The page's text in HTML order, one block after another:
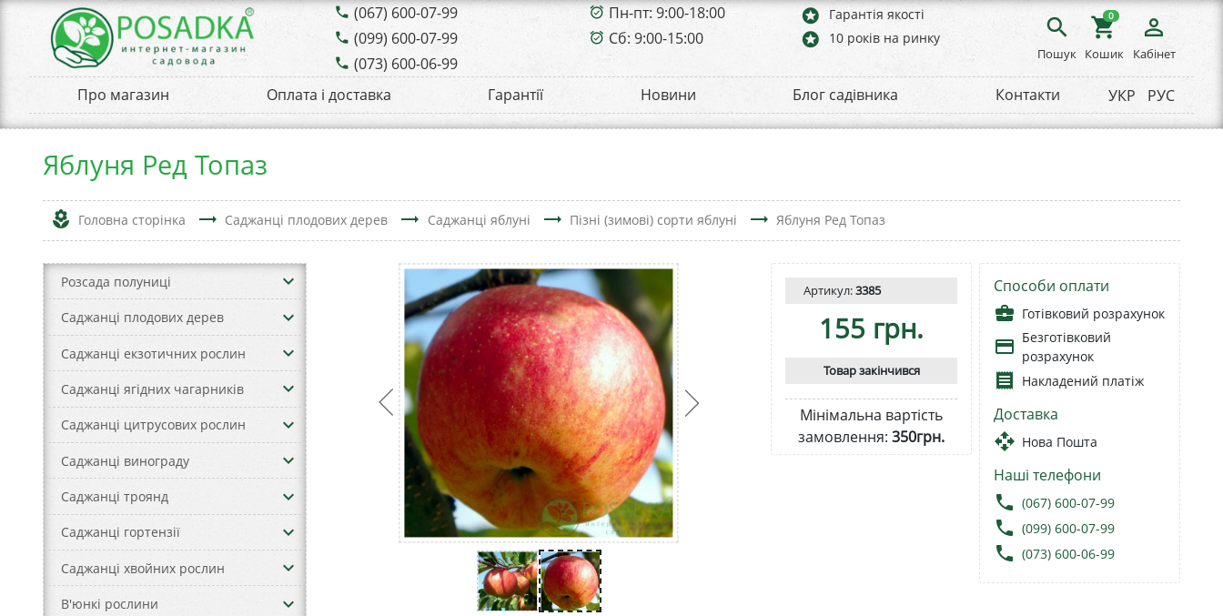
phone (067) 600-07-99
phone (099) 600-07-99
phone (073) 600-06-99
alarm_on Пн-пт: 9:00-18:00
alarm_on Сб: 9:00-15:00
stars Гарантія якості
stars 10 років на ринку search
Пошук
shopping_cart
0
Кошик
person_outline
Кабінет
Про магазин Оплата і доставка Гарантії Новини Блог садівника Контакти УКР РУС
Яблуня Ред Топаз
local_florist Головна сторінка trending_flat Саджанці плодових дерев trending_flat Саджанці яблуні trending_flat Пізні (зимові) сорти яблуні trending_flat Яблуня Ред Топаз
Розсада полуниці keyboard_arrow_down
Саджанці плодових дерев keyboard_arrow_down
Саджанці екзотичних рослин keyboard_arrow_down
Саджанці ягідних чагарників keyboard_arrow_down
Саджанці цитрусових рослин keyboard_arrow_down
Саджанці винограду keyboard_arrow_down
Саджанці троянд keyboard_arrow_down
Саджанці гортензії keyboard_arrow_down
Саджанці хвойних рослин keyboard_arrow_down
В'юнкі рослини keyboard_arrow_down
Артикул:3385
155 грн.
Товар закінчився
Мінімальна вартість
замовлення: 350грн.
Способи оплати
business_center Готівковий розрахунок
payment Безготівковий
розрахунок
receipt Накладений платіж
Доставка
open_with Нова Пошта
Наші телефони
local_phone (067) 600-07-99
local_phone (099) 600-07-99
local_phone (073) 600-06-99